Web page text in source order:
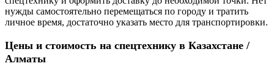
нужды самостоятельно перемещаться по городу и тратить
личное время, достаточно указать место для транспортировки.
Цены и стоимость на спецтехнику в Казахстане /
Алматы